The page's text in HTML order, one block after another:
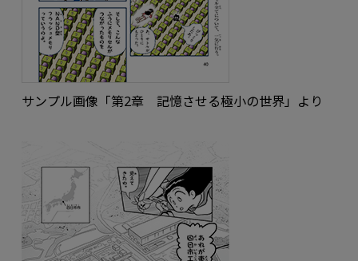
サンプル画像「第2章 記憶させる極小の世界」より